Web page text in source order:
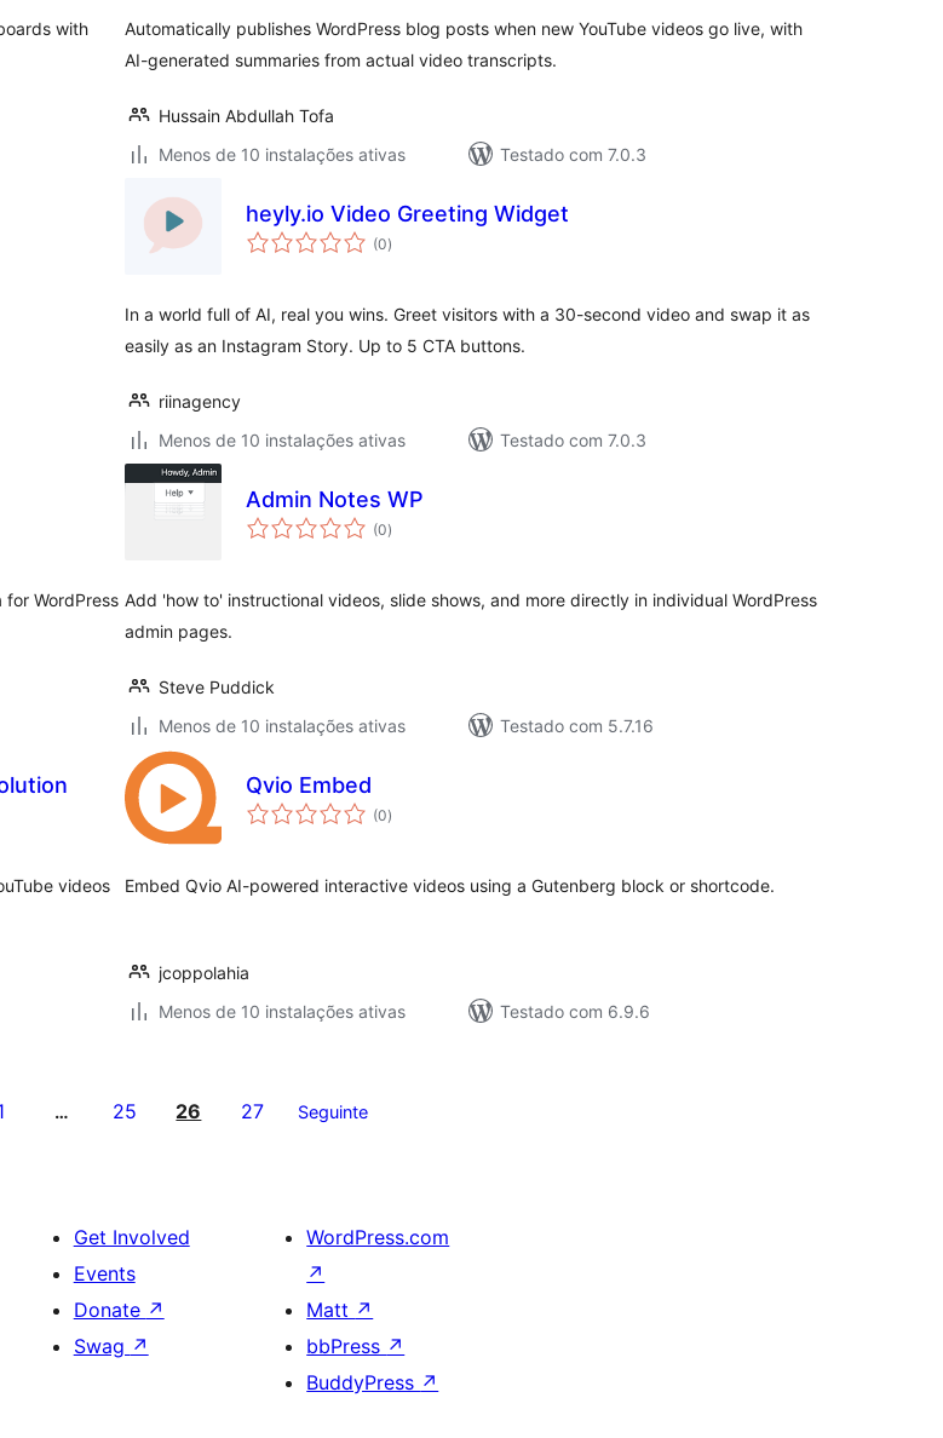
with
Automatically publishes WordPress blog posts when new YouTube videos go live, with
AI-generated summaries from actual video transcripts.
Hussain Abdullah Tofa
Menos de 10 instalações ativas
Testado com 7.0.3
heyly.io Video Greeting Widget
(0avaliações
totais
)
In a world full of AI, real you wins. Greet visitors with a 30-second video and swap it as
easily as an Instagram Story. Up to 5 CTA buttons.
riinagency
Menos de 10 instalações ativas
Testado com 7.0.3
for WordPress
Admin Notes WP
(0avaliações
totais
)
Add 'how to' instructional videos, slide shows, and more directly in individual WordPress
admin pages.
Steve Puddick
Menos de 10 instalações ativas
Testado com 5.7.16
videos
Qvio Embed
(0avaliações
totais
)
Embed Qvio AI-powered interactive videos using a Gutenberg block or shortcode.
jcoppolahia
Menos de 10 instalações ativas
Testado com 6.9.6
… 25 26 27 Seguinte
Get Involved
Events
Donate ↗
Swag ↗
WordPress.com
↗
Matt ↗
bbPress ↗
BuddyPress ↗